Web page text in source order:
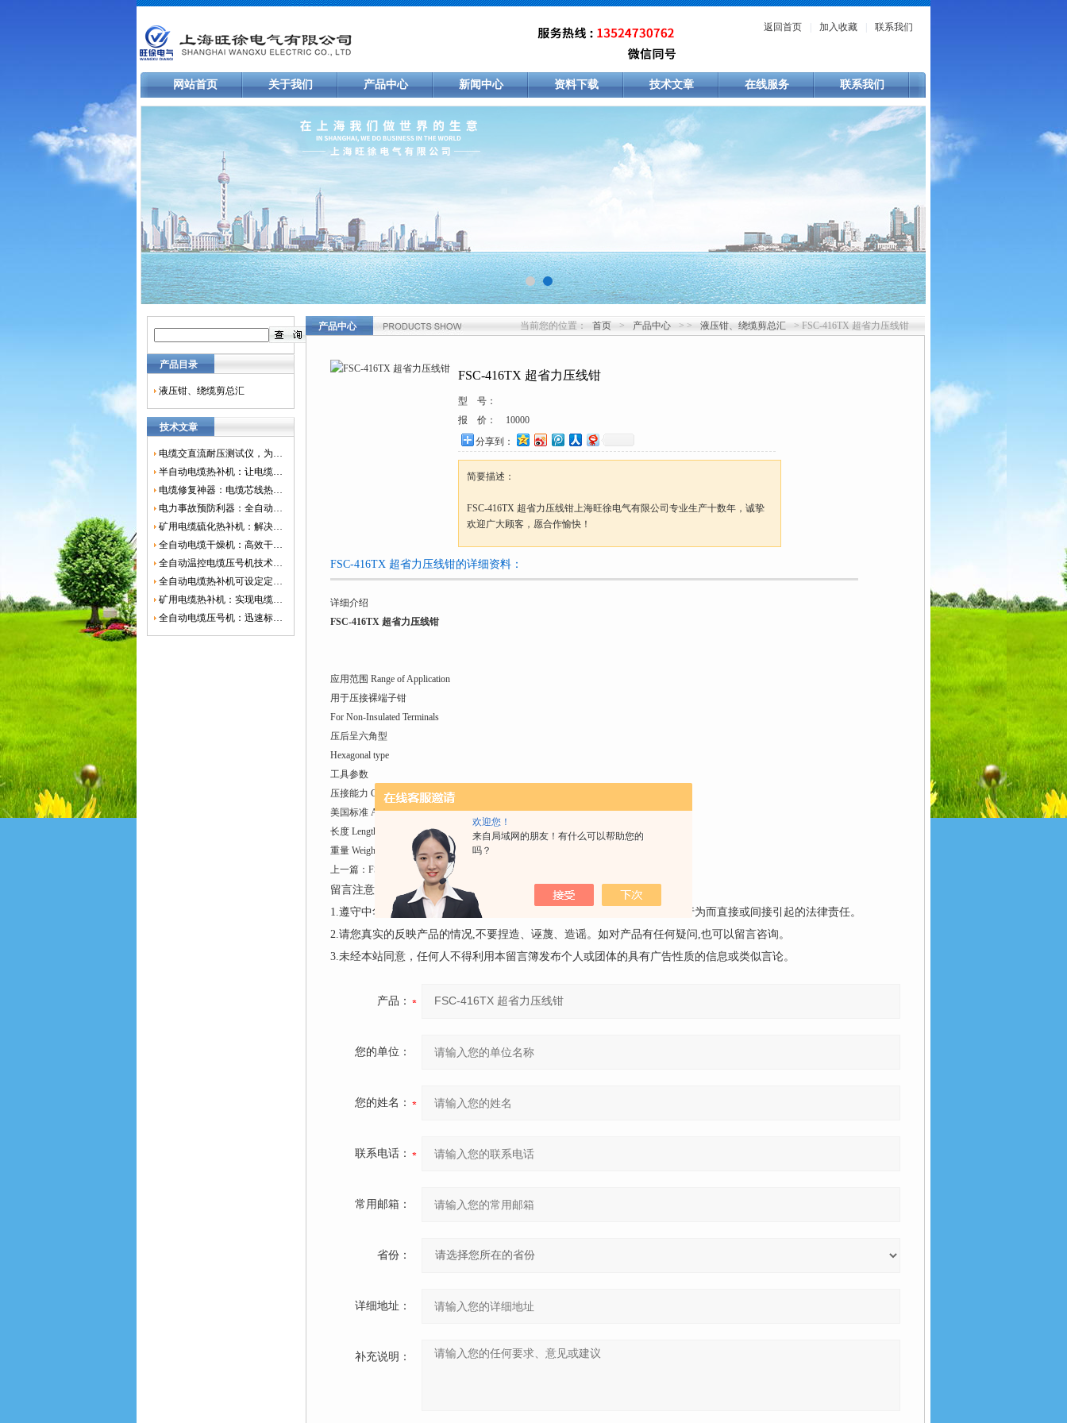
欢迎您！
来自局域网的朋友！有什么可以帮助您的
吗？
返回首页 加入收藏 联系我们
网站首页 关于我们 产品中心 新闻中心 资料下载 技术文章 在线服务 联系我们
产品目录
液压钳、绕缆剪总汇
技术文章
电缆交直流耐压测试仪，为电网安全保驾护航
半自动电缆热补机：让电缆修复更简单、更高效！
电缆修复神器：电缆芯线热补机如何保障电网安全？
电力事故预防利器：全自动控温电缆热补机
矿用电缆硫化热补机：解决矿山电缆故障的新选择
全自动电缆干燥机：高效干燥，电缆质量
全自动温控电缆压号机技术革新：数字化标识的新趋势
全自动电缆热补机可设定定时功能，实现自动化热补
矿用电缆热补机：实现电缆故障修复的高效装置
全自动电缆压号机：迅速标识电缆的利器
产品中心 当前您的位置： 首页 > 产品中心 > > 液压钳、绕缆剪总汇 > FSC-416TX 超省力压线钳
FSC-416TX 超省力压线钳
型 号：
报 价：
10000
分享到：
简要描述：
FSC-416TX 超省力压线钳上海旺徐电气有限公司专业生产十数年，诚挚
欢迎广大顾客，愿合作愉快！
FSC-416TX 超省力压线钳的详细资料：
详细介绍
FSC-416TX 超省力压线钳
应用范围 Range of Application
用于压接裸端子钳
For Non-Insulated Terminals
压后呈六角型
Hexagonal type
工具参数
压接能力 Capacity 4,6,10,16mm²
美国标准 AWG 12-6AWG
长度 Length 223mm
重量 Weight 0.73kg
上一篇： FSC-1510TX 超省力压线钳
留言注意事项：
1.遵守中华人民共和国有关法律、法规，尊重网上道德，承担一切因您的行为而直接或间接引起的法律责任。
2.请您真实的反映产品的情况,不要捏造、诬蔑、造谣。如对产品有任何疑问,也可以留言咨询。
3.未经本站同意，任何人不得利用本留言簿发布个人或团体的具有广告性质的信息或类似言论。
产品：
您的单位：
您的姓名：
联系电话：
常用邮箱：
省份：
详细地址：
补充说明：